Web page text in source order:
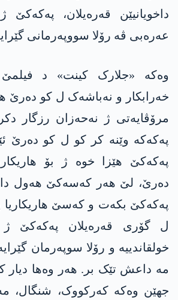
داخویانیێن قەرەیلان، پەکەکێ ژ
عەرەبی ڤە رۆلا سووپەرمانی
وەکە «جلارک کینت» د فیلمێ
خەرابکار و نەباشەک ل کو دەرێ
مرۆڤایەتی ژ نەحەزان رزگار
پەکەکە وێنە کر کو ل کو دەرێ
پەکەکێ ھێزا خوە ژ بۆ
دەرێ، لێ ھەر کەسەکێ ھەول
پەکەکێ بکەت و کەسێ هاریکاریا
ل گۆری قەرەیلان پەکەکێ ژ
خولقاندییە و رۆلا سوپەرمان
مە داعش تێک بر. ھەر وەھا دیار
جھێن وەکە کەرکووک، شنگال،